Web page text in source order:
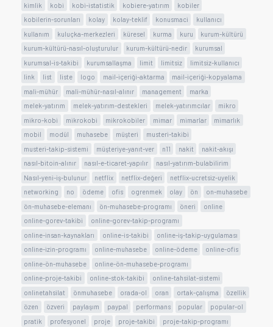
kimlik
kobi kobi-istatistik kobiere-yatırım
kobiler
kobilerin-sorunları
kolay kolay-teklif konusmaci
kullanıcı
kullanım
kuluçka-merkezleri küresel kurma kuru
kurum-kültürü
kurum-kültürü-nasıl-oluşturulur
kurum-kültürü-nedir
kurumsal
kurumsal-is-takibi
kurumsallaşma limit limitsiz
limitsiz-kullanıcı
link
list liste logo mail-içeriği-aktarma
mail-içeriği-kopyalama
mali-mühür
mali-mühür-nasıl-alınır management
marka
melek-yatırım
melek-yatırım-destekleri melek-yatırımcılar
mikro
mikro-kobi
mikrokobi mikrokobiler mimar mimarlar
mimarlık
mobil
modül muhasebe müşteri
musteri-takibi
musteri-takip-sistemi
müşteriye-yanıt-ver n11 nakit
nakit-akışı
nasıl-bitoin-alınır
nasıl-e-ticaret-yapılır
nasıl-yatırım-bulabilirim
Nasıl-yeni-iş-bulunur
netflix netflix-değeri
netflix-ucretsiz-uyelik
networking
no ödeme ofis ogrenmek olay ön
on-muhasebe
ön-muhasebe-elemanı
ön-muhasebe-programı öneri
online
online-gorev-takibi
online-gorev-takip-programı
online-insan-kaynakları
online-is-takibi
online-iş-takip-uygulaması
online-izin-programı
online-muhasebe online-ödeme
online-ofis
online-ön-muhasebe
online-ön-muhasebe-programı
online-proje-takibi
online-stok-takibi
online-tahsilat-sistemi
onlinetahsilat
önmuhasebe orada-ol oran ortak-çalışma
özellik
özen
özveri paylaşım paypal performans popular
popular-ol
pratik
profesyonel proje proje-takibi
proje-takip-programı